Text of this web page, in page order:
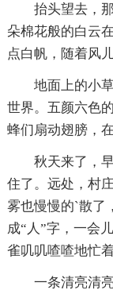
抬头望去，
朵棉花般的白云
点白帆，随着风
地面上的小
世界。五颜六色
蜂们扇动翅膀，
秋天来了，
住了。远处，村
雾也慢慢的`散了
成“人”字，一会
雀叽叽喳喳地忙
一条清亮清